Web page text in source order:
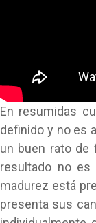
En resumidas
definido y no es
un buen rato de
resultado no
madurez está
presenta sus